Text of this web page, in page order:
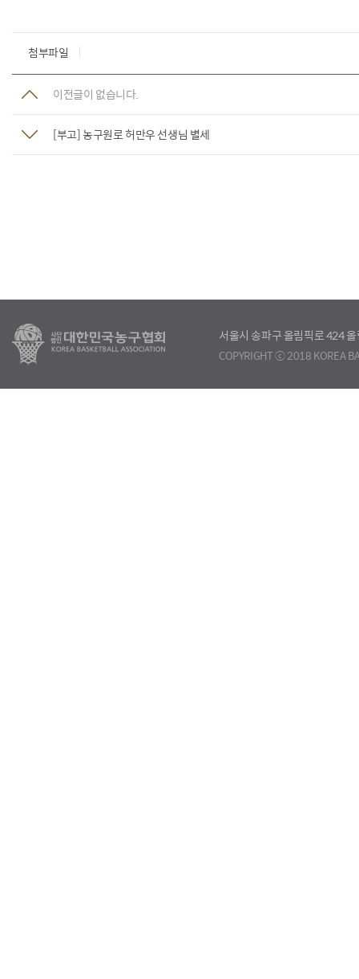
첨부파일
이전글이 없습니다.
[부고] 농구원로 허만우 선생님 별세
서울시 송파구 올림픽로 424
COPYRIGHT ⓒ 2018 KOREA